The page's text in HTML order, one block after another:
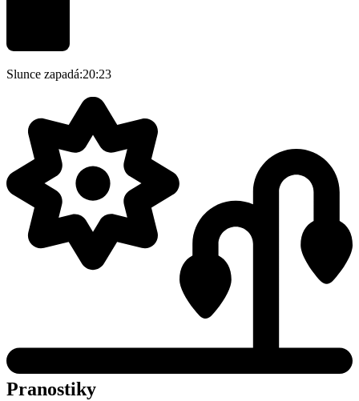
Slunce zapadá:20:23
Pranostiky